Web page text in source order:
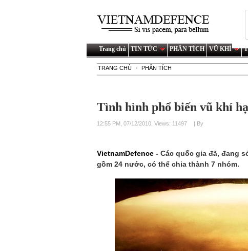
Trang chủ TIN TỨC PHÂN TÍCH VŨ KHÍ
TRANG CHỦ PHÂN TÍCH
Tình hình phổ biến vũ khí
12:55 PM, 07/12/2010, Views: 11497 | By
VietnamDefence - Các quốc gia đã, đang
gồm 24 nước, có thể chia thành 7 nhóm.